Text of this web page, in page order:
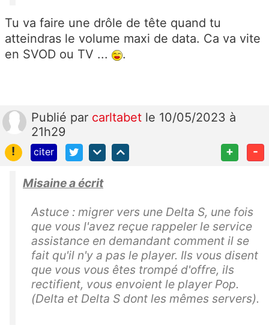
Tu va faire une drôle de tête quand tu
atteindras le volume maxi de data. Ca va vite
en SVOD ou TV ...
.
Publié par carltabet le 10/05/2023 à
21h29
!
citer + -
Misaine a écrit
Astuce : migrer vers une Delta S, une fois
que vous l'avez reçue rappeler le service
assistance en demandant comment il se
fait qu'il n'y a pas le player. Ils vous disent
que vous vous êtes trompé d'offre, ils
rectifient, vous envoient le player Pop.
(Delta et Delta S dont les mêmes servers).